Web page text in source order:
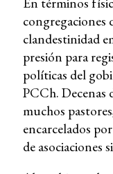
congregaciones
clandestinidad
presión para
políticas del
PCCh. Decenas
muchos
encarcelados
de asociaciones